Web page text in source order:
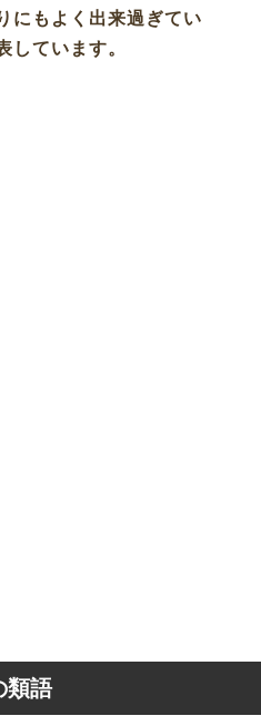
にもよく出来過ぎてい
しています。
類語